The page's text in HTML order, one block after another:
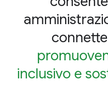
inclusivo e